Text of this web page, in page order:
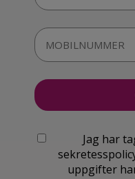
Jag har
uppgifter